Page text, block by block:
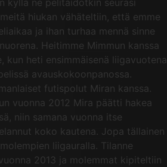
kyllä ne pelitaidotkin seurasi
hiukan vähäteltiin, että emme
ja ihan turhaa mennä sinne
Heitimme Mimmun kanssa
kun heti ensimmäisenä liigavuotena
avauskokoonpanossa.
futispolut Miran kanssa.
vuonna 2012 Mira päätti hakea
niin samana vuonna itse
koko kautena. Jopa tällainen
molempien liigauralla. Tilanne
2013 ja molemmat kipiteltiin